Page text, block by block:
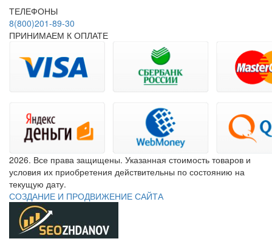
ТЕЛЕФОНЫ
8(800)201-89-30
ПРИНИМАЕМ К ОПЛАТЕ
2026. Все права защищены. Указанная стоимость товаров и
условия их приобретения действительны по состоянию на
текущую дату.
СОЗДАНИЕ И ПРОДВИЖЕНИЕ САЙТА